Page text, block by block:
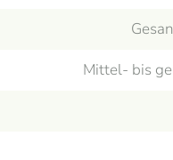
Mittel- bis